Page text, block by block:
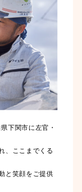
下関市に左官・
、ここまでくる
と笑顔をご提供